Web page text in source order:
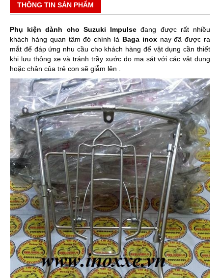
THÔNG TIN SẢN PHẨM
Phụ kiện dành cho Suzuki Impulse đang được rất nhiều
khách hàng quan tâm đó chính là Baga inoxnay đã được ra
mắt để đáp ứng nhu cầu cho khách hàng để vật dụng cần thiết
khi lưu thông xe và tránh trầy xước do ma sát với các vật dụng
hoặc chân của trẻ con sẽ giẫm lên .